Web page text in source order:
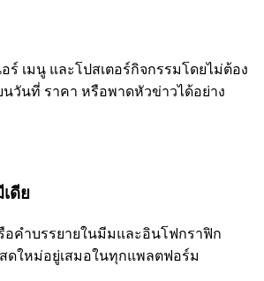
ร์ เมนู และโปสเตอร์กิจกรรมโดยไม่ต้อง
นวันที่ ราคา หรือพาดหัวข่าวได้อย่าง
ดีย
คำบรรยายในมีมและอินโฟกราฟิก
ดใหม่อยู่เสมอในทุกแพลตฟอร์ม